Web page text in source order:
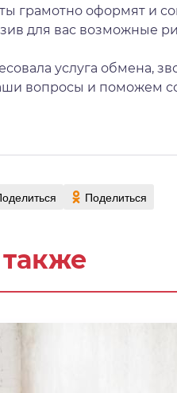
грамотно оформят и
для вас возможные
услуга обмена,
вопросы и поможем
Поделиться